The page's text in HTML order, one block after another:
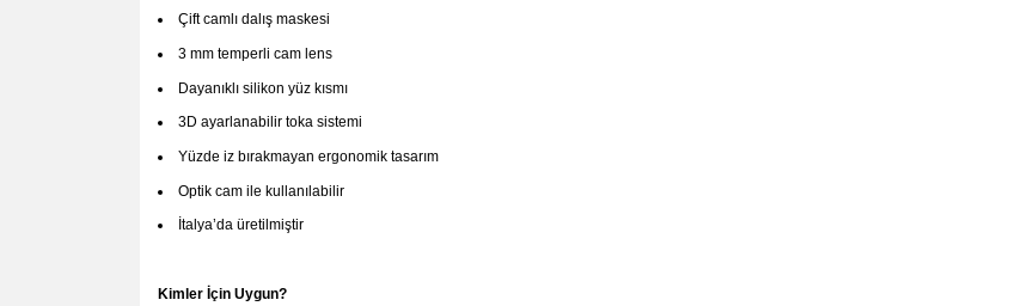
Çift camlı dalış maskesi
3 mm temperli cam lens
Dayanıklı silikon yüz kısmı
3D ayarlanabilir toka sistemi
Yüzde iz bırakmayan ergonomik tasarım
Optik cam ile kullanılabilir
İtalya’da üretilmiştir
Kimler İçin Uygun?